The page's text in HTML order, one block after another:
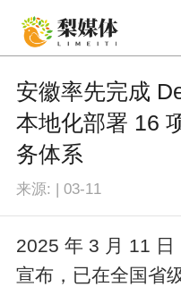
安徽率先完成
本地化部署 16
务体系
来源: |03-11
2025 年 3 月 11 日
宣布，已在全国省